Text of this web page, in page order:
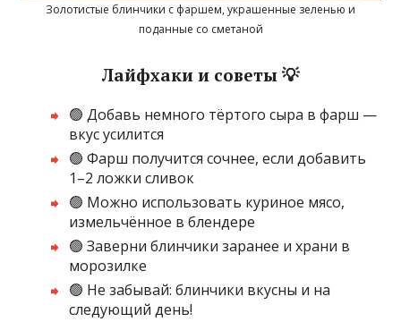
Золотистые блинчики с фаршем, украшенные зеленью и
поданные со сметаной
Лайфхаки и советы 💡
🟢 Добавь немного тёртого сыра в фарш —
вкус усилится
🟢 Фарш получится сочнее, если добавить
1–2 ложки сливок
🟢 Можно использовать куриное мясо,
измельчённое в блендере
🟢 Заверни блинчики заранее и храни в
морозилке
🟢 Не забывай: блинчики вкусны и на
следующий день!